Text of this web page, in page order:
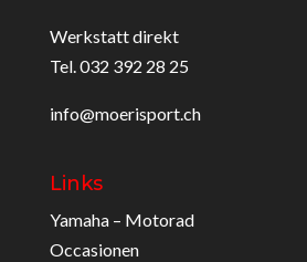
Werkstatt direkt
Tel. 032 392 28 25
info@moerisport.ch
Links
Yamaha – Motorad
Occasionen